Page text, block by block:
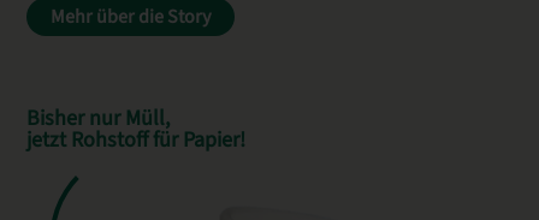
Mehr über die Story
Bisher nur Müll,
jetzt Rohstoff für Papier!